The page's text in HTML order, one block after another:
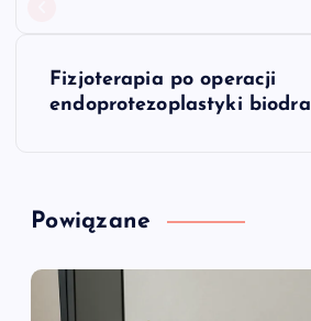
a
c
Fizjoterapia po operacji
endoprotezoplastyki biodra
Powiązane